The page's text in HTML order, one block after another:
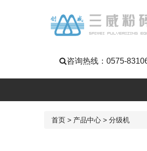
咨询热线： 0575-
首页 > 产品中心 > 分级机